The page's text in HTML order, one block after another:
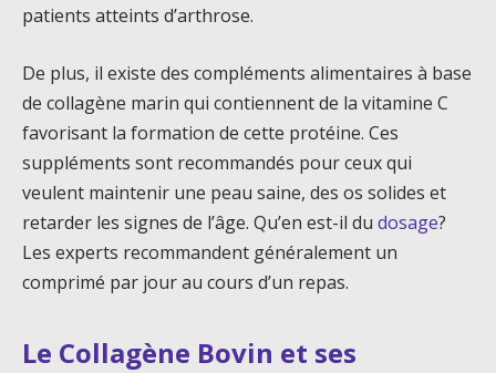
patients atteints d’arthrose.
De plus, il existe des compléments alimentaires à base
de collagène marin qui contiennent de la vitamine C
favorisant la formation de cette protéine. Ces
suppléments sont recommandés pour ceux qui
veulent maintenir une peau saine, des os solides et
retarder les signes de l’âge. Qu’en est-il du dosage?
Les experts recommandent généralement un
comprimé par jour au cours d’un repas.
Le Collagène Bovin et ses